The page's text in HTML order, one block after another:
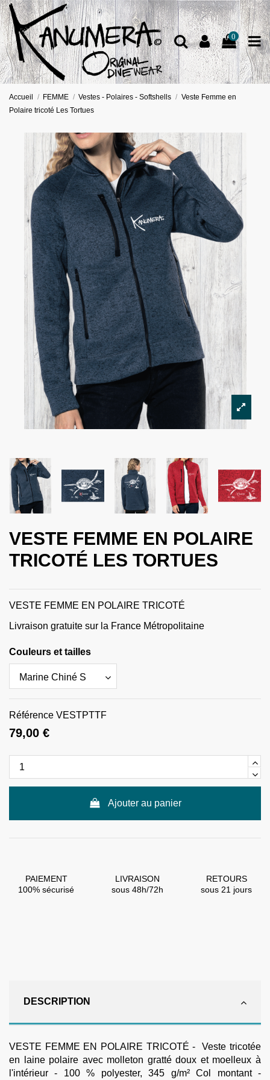
0
Accueil FEMME Vestes - Polaires - Softshells
Veste Femme en
Polaire tricoté Les Tortues
VESTE FEMME EN POLAIRE
TRICOTÉ LES TORTUES
VESTE FEMME EN POLAIRE TRICOTÉ
Livraison gratuite sur la France Métropolitaine
Couleurs et tailles
Référence VESTPTTF
79,00 €
Ajouter au panier
PAIEMENT
100% sécurisé
LIVRAISON
sous 48h/72h
RETOURS
sous 21 jours
DESCRIPTION
VESTE FEMME EN POLAIRE TRICOTÉ - Veste tricotée
en laine polaire avec molleton gratté doux et moelleux à
l'intérieur - 100 % polyester, 345 g/m² Col montant -